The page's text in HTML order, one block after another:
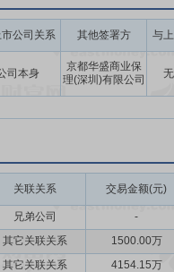
公司关系 其他签署方 与
司本身
京都华盛商业保
理(深圳)有限公司
关联关系 交易金额(元)
兄弟公司
-
其它关联关系
1500.00万
其它关联关系 4154.15万